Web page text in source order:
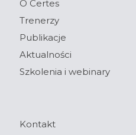
O Certes
Trenerzy
Publikacje
Aktualności
Szkolenia i webinary
Kontakt